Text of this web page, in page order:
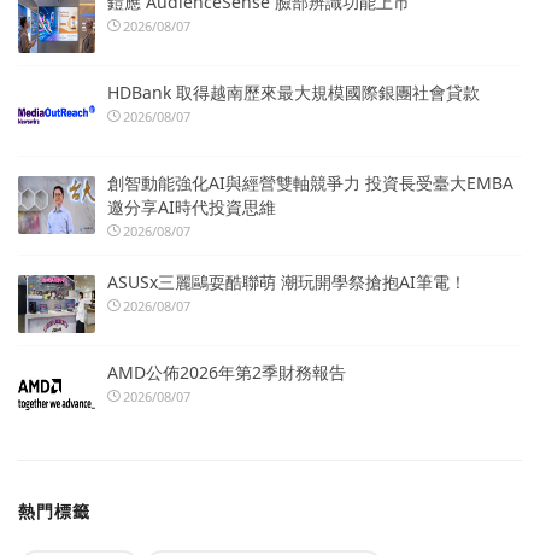
2026/08/07
HDBank 取得越南歷來最大規模國際銀團社會貸款
2026/08/07
創智動能強化AI與經營雙軸競爭力 投資長受臺大EMBA
邀分享AI時代投資思維
2026/08/07
ASUSx三麗鷗耍酷聯萌 潮玩開學祭搶抱AI筆電！
2026/08/07
AMD公佈2026年第2季財務報告
2026/08/07
熱門標籤